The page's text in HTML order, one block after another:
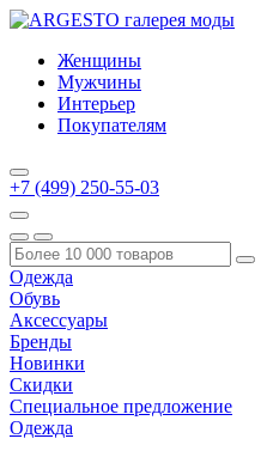
Женщины
Мужчины
Интерьер
Покупателям
+7 (499) 250-55-03
Одежда
Обувь
Аксессуары
Бренды
Новинки
Скидки
Специальное предложение
Одежда